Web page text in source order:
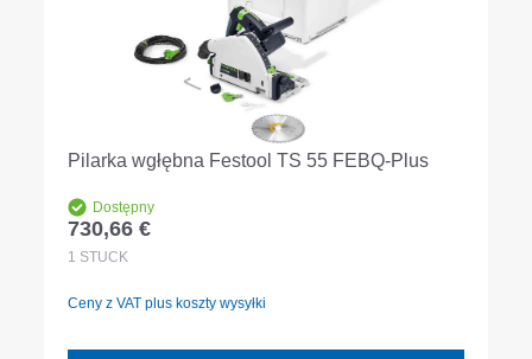
Pilarka wgłębna Festool TS 55 FEBQ-Plus
Dostępny
Cena regularna:
730,66 €
1 STÜCK
Ceny z VAT plus koszty wysyłki